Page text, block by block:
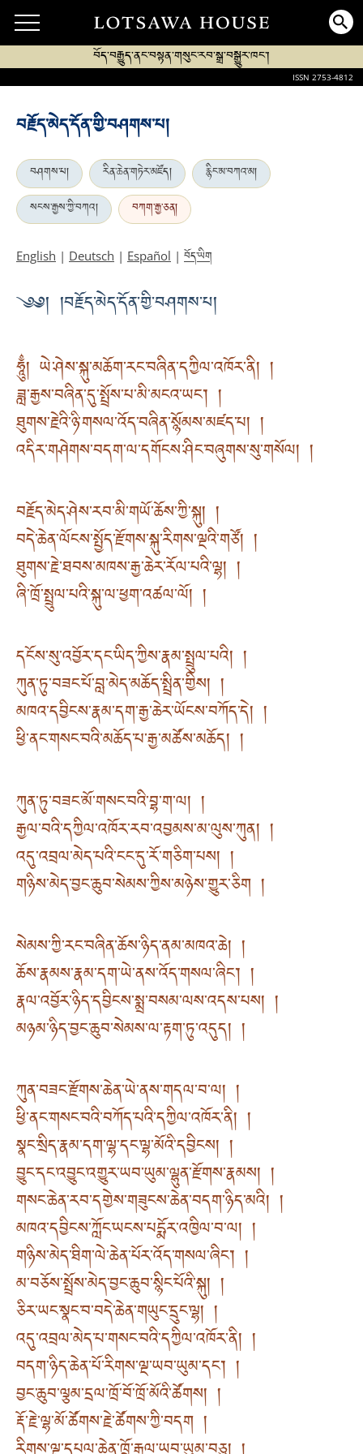
བོད་བརྒྱུད་ནང་བསྟན་གསུང་རབ་སྒྲ་བསྒྱུར་ཁང་།
ISSN 2753-4812
བརྗོད་མེད་དོན་གྱི་བཤགས་པ།
བཤགས་པ། རིན་ཆེན་གཏེར་མཛོད།
རྙིང་མ་བཀའ་མ།
སངས་རྒྱས་ཀྱི་བཀའ།
བཀག་རྒྱ་ཅན།
English | Deutsch | Español | བོད་ཡིག
༄༅། །བརྗོད་མེད་དོན་གྱི་བཤགས་པ།
ཧཱུྂ། ཡེ་ཤེས་སྐུ་མཆོག་རང་བཞིན་དཀྱིལ་འཁོར་ནི། །
ཟླ་རྒྱས་བཞིན་དུ་སྤྲོས་པ་མི་མངའ་ཡང༌། །
ཐུགས་རྗེའི་ཉི་གསལ་འོད་བཞིན་སྙོམས་མཛད་པ། །
འདིར་གཤེགས་བདག་ལ་དགོངས་ཤིང་བཞུགས་སུ་གསོལ། །
བརྗོད་མེད་ཤེས་རབ་མི་གཡོ་ཆོས་ཀྱི་སྐུ། །
བདེ་ཆེན་ལོངས་སྤྱོད་རྫོགས་སྐུ་རིགས་ལྔའི་གཙོ། །
ཐུགས་རྗེ་ཐབས་མཁས་རྒྱ་ཆེར་རོལ་པའི་ལྷ། །
ཞི་ཁྲོ་སྤྲུལ་པའི་སྐུ་ལ་ཕྱག་འཚལ་ལོ། །
དངོས་སུ་འབྱོར་དང་ཡིད་ཀྱིས་རྣམ་སྤྲུལ་པའི། །
ཀུན་ཏུ་བཟང་པོ་བླ་མེད་མཆོད་སྤྲིན་གྱིས། །
མཁའ་དབྱིངས་རྣམ་དག་རྒྱ་ཆེར་ཡོངས་བཀོད་དེ། །
ཕྱི་ནང་གསང་བའི་མཆོད་པ་རྒྱ་མཚོས་མཆོད། །
ཀུན་ཏུ་བཟང་མོ་གསང་བའི་བྷ་ག་ལ། །
རྒྱལ་བའི་དཀྱིལ་འཁོར་རབ་འབྱམས་མ་ལུས་ཀུན། །
འདུ་འབྲལ་མེད་པའི་ངང་དུ་རོ་གཅིག་པས། །
གཉིས་མེད་བྱང་ཆུབ་སེམས་ཀྱིས་མཉེས་གྱུར་ཅིག །
སེམས་ཀྱི་རང་བཞིན་ཆོས་ཉིད་ནམ་མཁའ་ཆེ། །
ཆོས་རྣམས་རྣམ་དག་ཡེ་ནས་འོད་གསལ་ཞིང༌། །
རྣལ་འབྱོར་ཉིད་དབྱིངས་སྨྲ་བསམ་ལས་འདས་པས། །
མཉམ་ཉིད་བྱང་ཆུབ་སེམས་ལ་རྟག་ཏུ་འདུད། །
ཀུན་བཟང་རྫོགས་ཆེན་ཡེ་ནས་གདལ་བ་ལ། །
ཕྱི་ནང་གསང་བའི་བཀོད་པའི་དཀྱིལ་འཁོར་ནི། །
སྣང་སྲིད་རྣམ་དག་ལྷ་དང་ལྷ་མོའི་དབྱིངས། །
བྱུང་དང་འབྱུང་འགྱུར་ཡབ་ཡུམ་ལྷུན་རྫོགས་རྣམས། །
གསང་ཆེན་རབ་དགྱེས་གཟུངས་ཆེན་བདག་ཉིད་མའི། །
མཁའ་དབྱིངས་ཀློང་ཡངས་པདྨོར་འཁྱིལ་བ་ལ། །
གཉིས་མེད་ཐིག་ལེ་ཆེན་པོར་འོད་གསལ་ཞིང༌། །
མ་བཅོས་སྤྲོས་མེད་བྱང་ཆུབ་སྙིང་པོའི་སྐུ། །
ཅིར་ཡང་སྣང་བ་བདེ་ཆེན་གཡུང་དྲུང་ལྷ། །
འདུ་འབྲལ་མེད་པ་གསང་བའི་དཀྱིལ་འཁོར་ནི། །
བདག་ཉིད་ཆེན་པོ་རིགས་ལྔ་ཡབ་ཡུམ་དང༌། །
བྱང་ཆུབ་ལྕམ་དྲལ་ཁྲོ་བོ་ཁྲོ་མོའི་ཚོགས། །
རྡོ་རྗེ་ལྷ་མོ་ཚོགས་རྗེ་ཚོགས་ཀྱི་བདག །